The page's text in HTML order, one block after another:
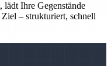
Ihre Gegenstände
– strukturiert, schnell